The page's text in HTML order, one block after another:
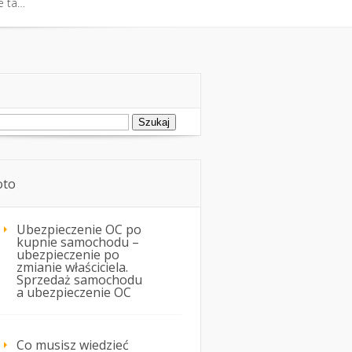
Ubezpieczenie OC po
kupnie samochodu –
ubezpieczenie po
zmianie właściciela.
Sprzedaż samochodu
a ubezpieczenie OC
Co musisz wiedzieć